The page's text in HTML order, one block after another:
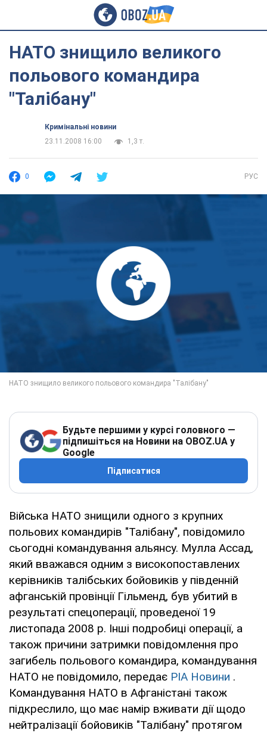
НАТО знищило великого
польового командира
"Талібану"
Кримінальні новини
23.11.2008 16:00
1,3 т.
0 РУС
Будьте першими у курсі головного —
підпишіться на Новини на OBOZ.UA у
Google
Підписатися
Війська НАТО знищили одного з крупних
польових командирів "Талібану", повідомило
сьогодні командування альянсу. Мулла Ассад,
який вважався одним з високопоставлених
керівників талібських бойовиків у південній
афганській провінції Гільменд, був убитий в
результаті спецоперації, проведеної 19
листопада 2008 р. Інші подробиці операції, а
також причини затримки повідомлення про
загибель польового командира, командування
НАТО не повідомило, передає РІА Новини .
Командування НАТО в Афганістані також
підкреслило, що має намір вживати дії щодо
нейтралізації бойовиків "Талібану" протягом